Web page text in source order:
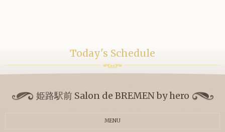
Today's Schedule
姫路駅前 Salon de BREMEN by hero
MENU